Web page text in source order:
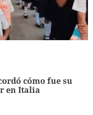
cómo fue su
en Italia